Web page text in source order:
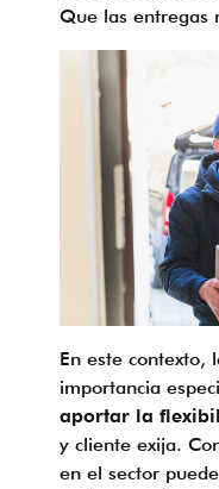
Que las entregas
En este contexto,
importancia
aportar la
y cliente exija.
en el sector